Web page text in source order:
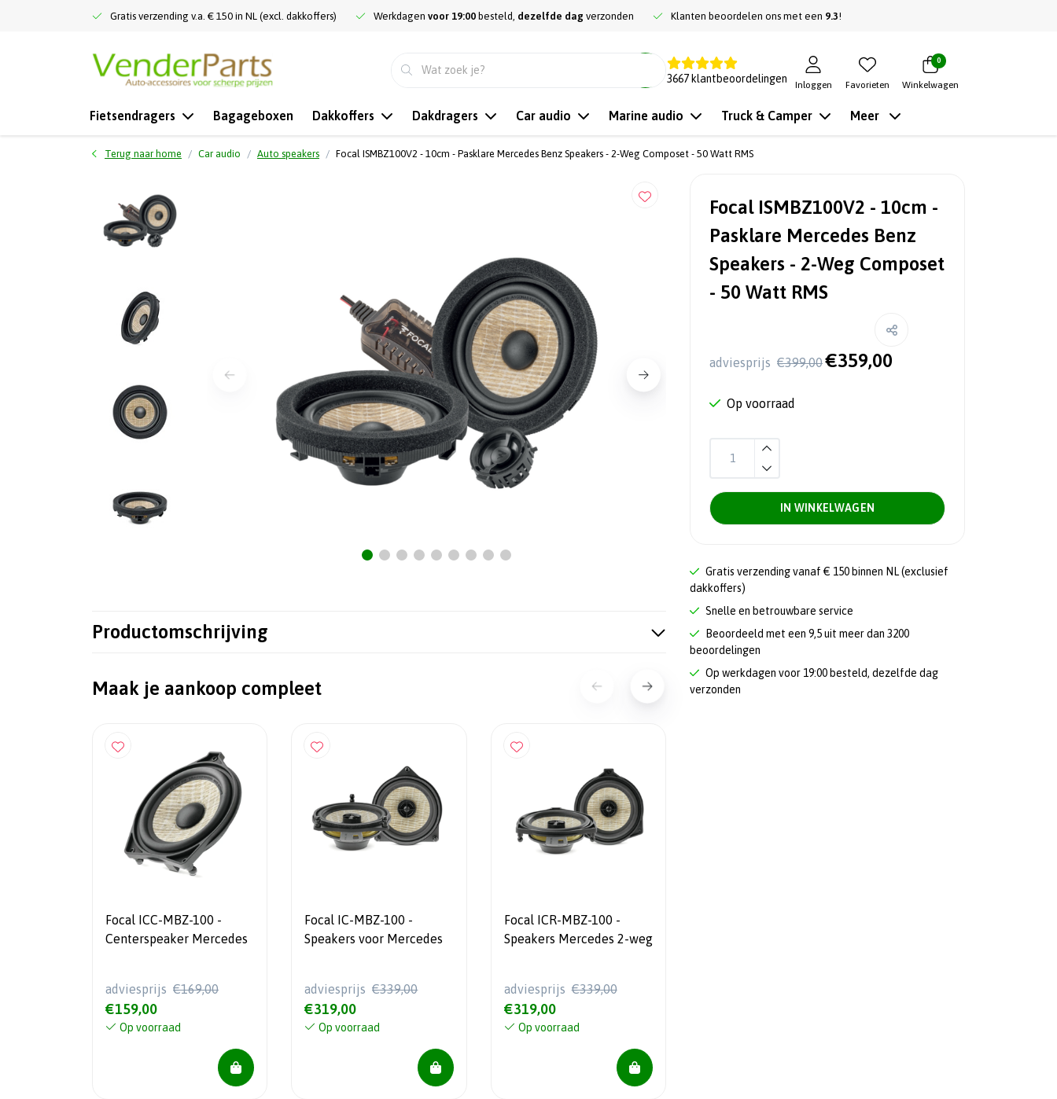
Gratis verzending v.a. € 150 in NL (excl. dakkoffers) Werkdagen voor 19:00 besteld, dezelfde dag verzonden Klanten beoordelen ons met een 9.3!
3667 klantbeoordelingen
Inloggen Favorieten
0
Winkelwagen
Fietsendragers Bagageboxen Dakkoffers Dakdragers Car audio Marine audio Truck & Camper Meer
Terug naar home Car audio Auto speakers Focal ISMBZ100V2 - 10cm - Pasklare Mercedes Benz Speakers - 2-Weg Composet - 50 Watt RMS
Focal ISMBZ100V2 - 10cm -
Pasklare Mercedes Benz
Speakers - 2-Weg Composet
- 50 Watt RMS
adviesprijs €399,00 €359,00
Op voorraad
IN WINKELWAGEN
Gratis verzending vanaf € 150 binnen NL (exclusief
dakkoffers)
Snelle en betrouwbare service
Beoordeeld met een 9,5 uit meer dan 3200
beoordelingen
Op werkdagen voor 19:00 besteld, dezelfde dag
verzonden
Productomschrijving
Maak je aankoop compleet
Focal ICC-MBZ-100 -
Centerspeaker Mercedes
adviesprijs €169,00
€159,00
Op voorraad
Focal IC-MBZ-100 -
Speakers voor Mercedes
adviesprijs €339,00
€319,00
Op voorraad
Focal ICR-MBZ-100 -
Speakers Mercedes 2-weg
adviesprijs €339,00
€319,00
Op voorraad